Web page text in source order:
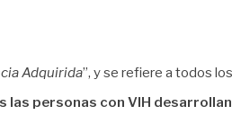
Adquirida”, y se refiere a todos
las personas con VIH desarrollan